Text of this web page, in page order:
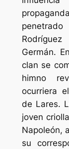
Germán.
clan se
himno
ocurriera
de Lares.
joven
Napoleón,
su